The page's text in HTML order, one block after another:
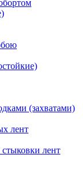
(захватами)
лент
лент